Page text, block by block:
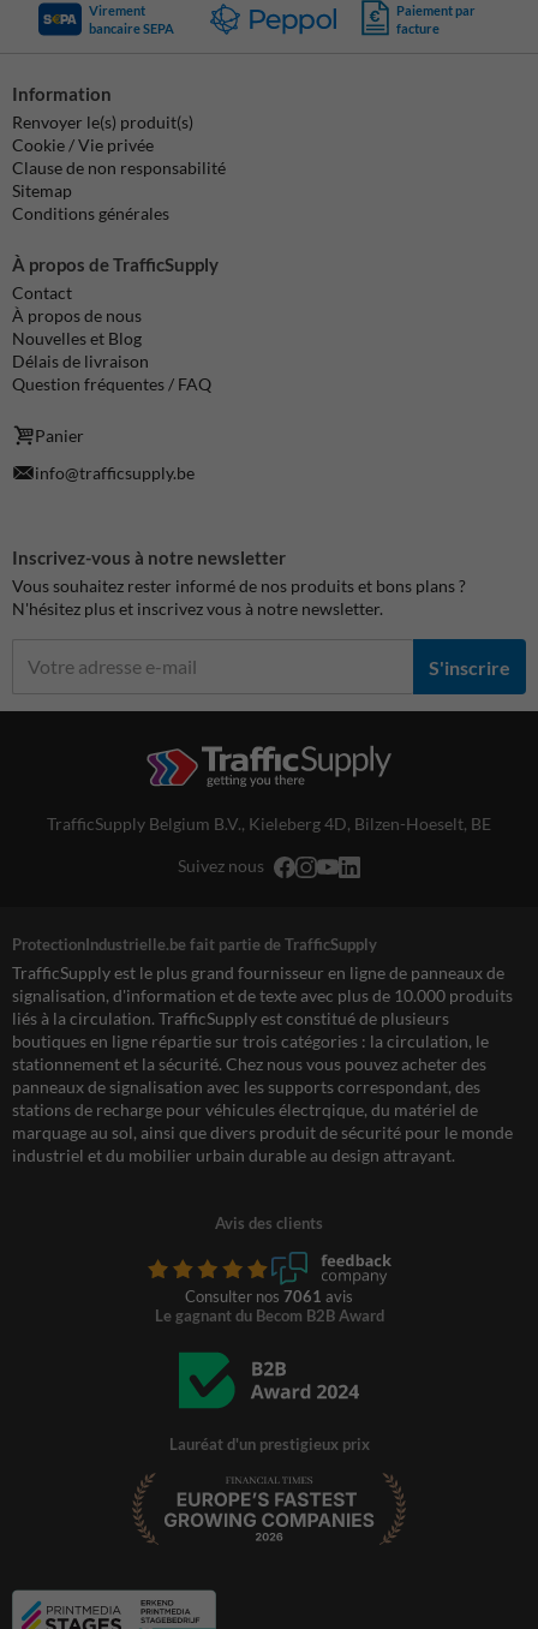
Virement
bancaire SEPA
Paiement par
facture
Information
Renvoyer le(s) produit(s)
Cookie / Vie privée
Clause de non responsabilité
Sitemap
Conditions générales
À propos de TrafficSupply
Contact
À propos de nous
Nouvelles et Blog
Délais de livraison
Question fréquentes / FAQ
Panier
info@trafficsupply.be
Inscrivez-vous à notre newsletter
Vous souhaitez rester informé de nos produits et bons plans ?
N'hésitez plus et inscrivez vous à notre newsletter.
S'inscrire
TrafficSupply Belgium B.V., Kieleberg 4D, Bilzen-Hoeselt, BE
Suivez nous
ProtectionIndustrielle.be fait partie de TrafficSupply
TrafficSupply est le plus grand fournisseur en ligne de panneaux de
signalisation, d'information et de texte avec plus de 10.000 produits
liés à la circulation. TrafficSupply est constitué de plusieurs
boutiques en ligne répartie sur trois catégories : la circulation, le
stationnement et la sécurité. Chez nous vous pouvez acheter des
panneaux de signalisation avec les supports correspondant, des
stations de recharge pour véhicules électrqique, du matériel de
marquage au sol, ainsi que divers produit de sécurité pour le monde
industriel et du mobilier urbain durable au design attrayant.
Avis des clients
Consulter nos 7061 avis
Le gagnant du Becom B2B Award
Lauréat d'un prestigieux prix